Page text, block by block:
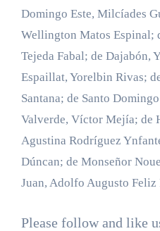
Domingo Este, Milcíades
Wellington Matos Espinal;
Tejeda Fabal; de Dajabón,
Espaillat, Yorelbin Rivas;
Santana; de Santo
Valverde, Víctor Mejía; de
Agustina Rodríguez
Dúncan; de Monseñor
Juan, Adolfo Augusto Feliz
Please follow and like